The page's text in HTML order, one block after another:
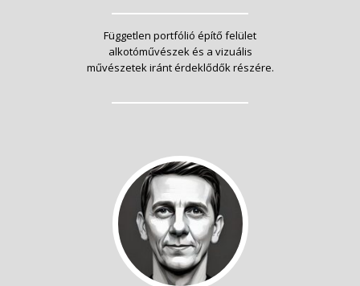
Független portfólió építő felület
alkotóművészek és a vizuális
művészetek iránt érdeklődők részére.